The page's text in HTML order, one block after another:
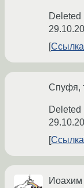
Deleted
Ссылка
Спуфя,
Deleted
Ссылка
Иоахим